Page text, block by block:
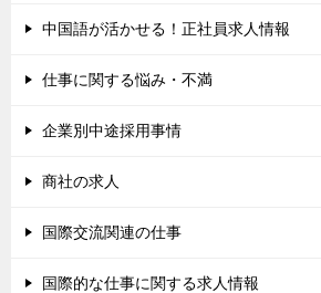
中国語が活かせる！正社員求人情報
仕事に関する悩み・不満
企業別中途採用事情
商社の求人
国際交流関連の仕事
国際的な仕事に関する求人情報